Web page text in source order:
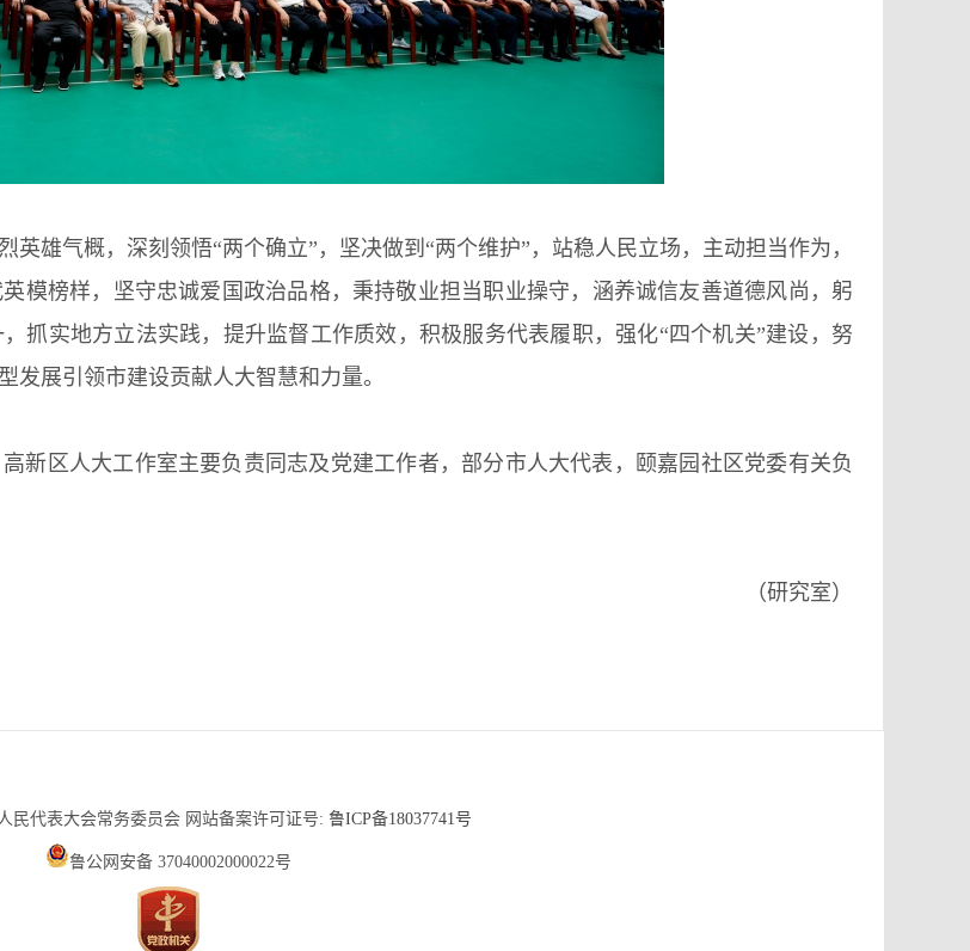
雄气概，深刻领悟“两个确立”，坚决做到“两个维护”，站稳人民立场，主动担当作为，
模榜样，坚守忠诚爱国政治品格，秉持敬业担当职业操守，涵养诚信友善道德风尚，躬
抓实地方立法实践，提升监督工作质效，积极服务代表履职，强化“四个机关”建设，努
展引领市建设贡献人大智慧和力量。
新区人大工作室主要负责同志及党建工作者，部分市人大代表，颐嘉园社区党委有关负
（研究室）
民代表大会常务委员会 网站备案许可证号: 鲁ICP备18037741号
鲁公网安备 37040002000022号